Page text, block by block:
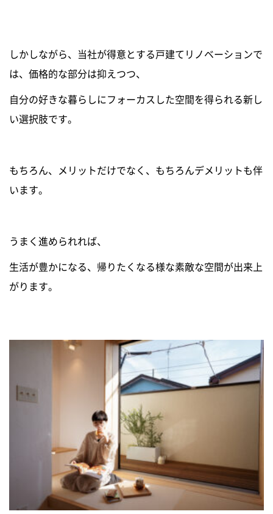
しかしながら、当社が得意とする戸建てリノベーションで
は、価格的な部分は抑えつつ、
自分の好きな暮らしにフォーカスした空間を得られる新し
い選択肢です。
もちろん、メリットだけでなく、もちろんデメリットも伴
います。
うまく進められれば、
生活が豊かになる、帰りたくなる様な素敵な空間が出来上
がります。